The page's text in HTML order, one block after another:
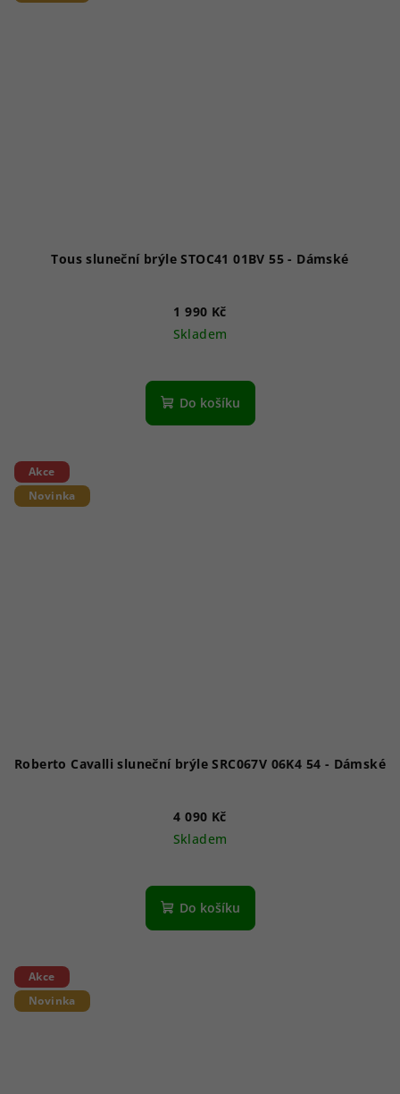
Tous sluneční brýle STOC41 01BV 55 - Dámské
1 990 Kč
Skladem
Do košíku
Akce
Novinka
Roberto Cavalli sluneční brýle SRC067V 06K4 54 - Dámské
4 090 Kč
Skladem
Do košíku
Akce
Novinka